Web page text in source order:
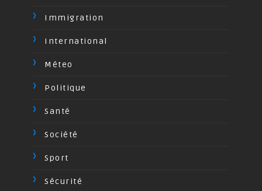
Immigration
International
Méteo
Politique
Santé
Société
Sport
Sécurité